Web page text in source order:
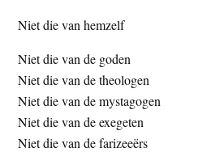
Niet die van hemzelf
Niet die van de goden
Niet die van de theologen
Niet die van de mystagogen
Niet die van de exegeten
Niet die van de farizeeërs